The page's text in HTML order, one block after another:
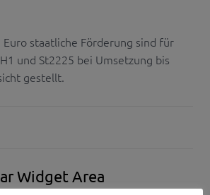
staatliche Förderung sind für
und St2225 bei Umsetzung bis
gestellt.
Widget Area